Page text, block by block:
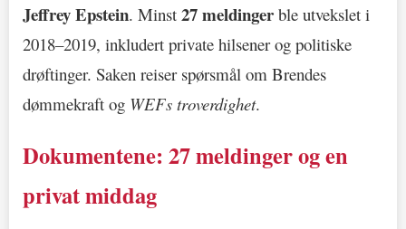
Jeffrey Epstein. Minst 27 meldinger ble utvekslet i
2018–2019, inkludert private hilsener og politiske
drøftinger. Saken reiser spørsmål om Brendes
dømmekraft og WEFs troverdighet.
Dokumentene: 27 meldinger og en
privat middag